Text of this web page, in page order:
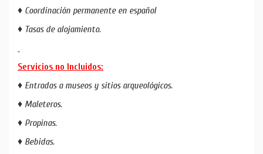
♦ Coordinación permanente en español
♦ Tasas de alojamiento.
Servicios no Incluidos:
♦ Entradas a museos y sitios arqueológicos.
♦ Maleteros.
♦ Propinas.
♦ Bebidas.